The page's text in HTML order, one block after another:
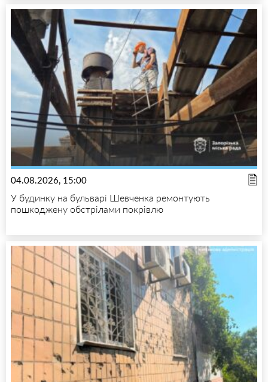
04.08.2026, 15:00
У будинку на бульварі Шевченка ремонтують
пошкоджену обстрілами покрівлю